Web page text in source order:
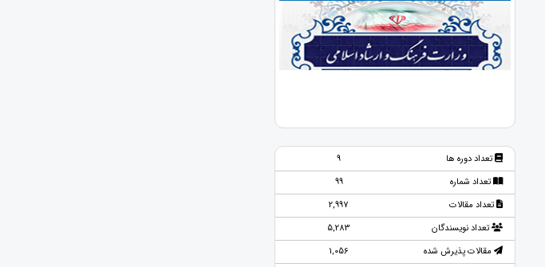
تعداد دوره ها
9
تعداد شماره
99
تعداد مقالات
2,997
تعداد نویسندگان
5,283
مقالات پذیرش شده
1,056